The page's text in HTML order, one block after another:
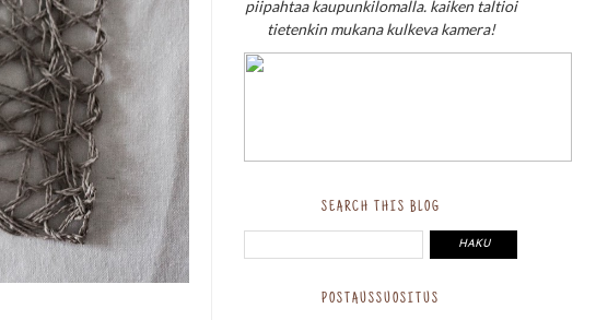
piipahtaa kaupunkilomalla. kaiken taltioi
tietenkin mukana kulkeva kamera!
SEARCH THIS BLOG
POSTAUSSUOSITUS